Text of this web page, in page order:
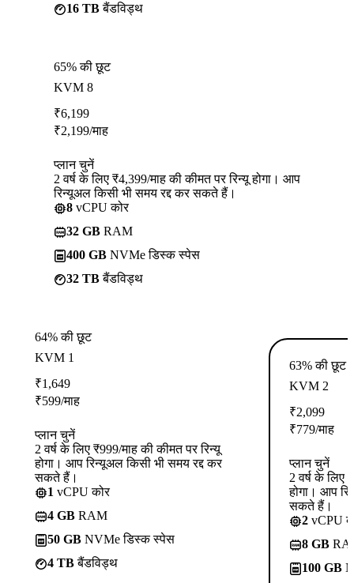
16 TBबैंडविड्थ
65% की छूट
KVM 8
₹6,199
₹2,199/माह
प्लान चुनें
2 वर्ष के लिए ₹4,399/माह की कीमत पर रिन्यू होगा। आप
रिन्यूअल किसी भी समय रद्द कर सकते हैं।
8 vCPU कोर
32 GB RAM
400 GB NVMe डिस्क स्पेस
32 TBबैंडविड्थ
64% की छूट
KVM 1
₹1,649
₹599/माह
प्लान चुनें
2 वर्ष के लिए ₹999/माह की कीमत पर रिन्यू
होगा। आप रिन्यूअल किसी भी समय रद्द कर
सकते हैं।
1 vCPU कोर
4 GB RAM
50 GB NVMe डिस्क स्पेस
4 TBबैंडविड्थ
63% की छूट
KVM 2
₹2,099
₹779/माह
प्लान चुनें
2 वर्ष के लिए
होगा। आप
सकते हैं।
2 vCPU
8 GB
100 GB